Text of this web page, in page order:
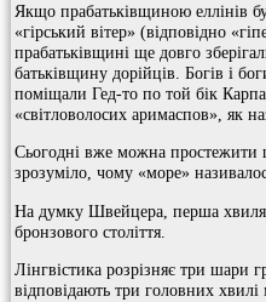
Якщо прабатьківщиною еллінів
«гірський вітер» (відповідно
прабатьківщині ще довго
батьківщину дорійців. Богів і
поміщали Гед-то по той бік
«світловолосих аримаспов», як
Сьогодні вже можна простежити
зрозуміло, чому «море»
На думку Швейцера, перша хвиля
бронзового століття.
Лінгвістика розрізняє три шари
відповідають три головних хвилі